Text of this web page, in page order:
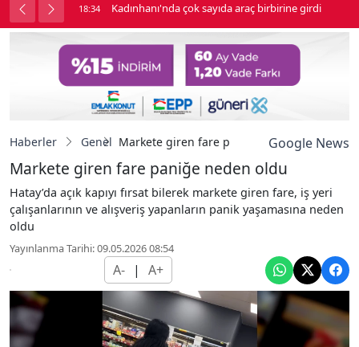
girdi 18:34 Beşikçioğlu Konya'ya Sevk Edildi
Haberler Genel Markete giren fare paniğe neden oldu
Google News
Markete giren fare paniğe neden oldu
Hatay’da açık kapıyı fırsat bilerek markete giren fare, iş yeri
çalışanlarının ve alışveriş yapanların panik yaşamasına neden
oldu
Yayınlanma Tarihi: 09.05.2026 08:54
A- | A+